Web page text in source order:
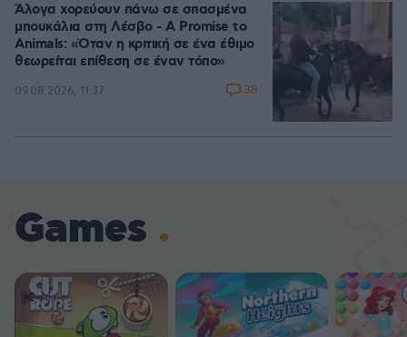
Άλογα χορεύουν πάνω σε σπασμένα
μπουκάλια στη Λέσβο - A Promise to
Animals: «Όταν η κριτική σε ένα έθιμο
θεωρείται επίθεση σε έναν τόπο»
09.08.2026, 11:37 38
Games